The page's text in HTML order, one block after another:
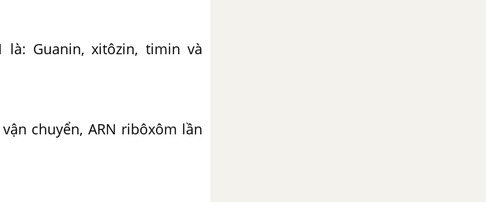
Guanin, xitôzin, timin và
chuyển, ARN ribôxôm lần